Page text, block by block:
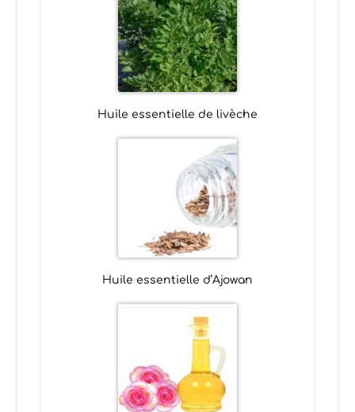
Huile essentielle de livèche
Huile essentielle d’Ajowan